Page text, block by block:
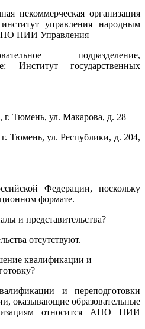
некоммерческая организация
институт управления народным
НИИ Управления
подразделение,
Институт государственных
Тюмень, ул. Макарова, д. 28
Тюмень, ул. Республики, д. 204,
Федерации, поскольку
формате.
и представительства?
отсутствуют.
квалификации и
и переподготовки
оказывающие образовательные
относится АНО НИИ